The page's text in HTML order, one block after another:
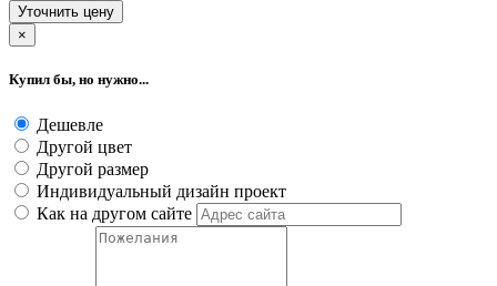
Уточнить цену
×
Купил бы, но нужно...
Дешевле
Другой цвет
Другой размер
Индивидуальный дизайн проект
Как на другом сайте